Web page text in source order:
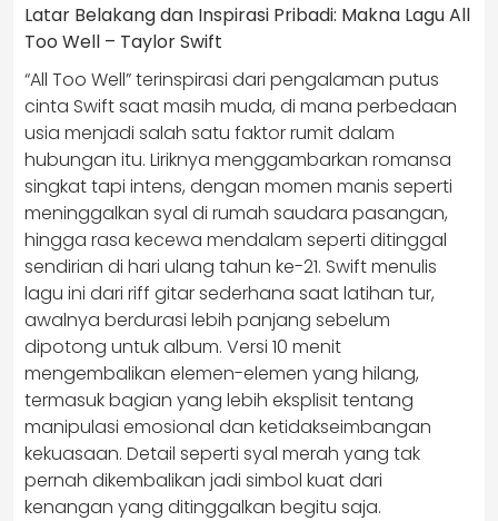
Latar Belakang dan Inspirasi Pribadi: Makna Lagu All
Too Well – Taylor Swift
“All Too Well” terinspirasi dari pengalaman putus
cinta Swift saat masih muda, di mana perbedaan
usia menjadi salah satu faktor rumit dalam
hubungan itu. Liriknya menggambarkan romansa
singkat tapi intens, dengan momen manis seperti
meninggalkan syal di rumah saudara pasangan,
hingga rasa kecewa mendalam seperti ditinggal
sendirian di hari ulang tahun ke-21. Swift menulis
lagu ini dari riff gitar sederhana saat latihan tur,
awalnya berdurasi lebih panjang sebelum
dipotong untuk album. Versi 10 menit
mengembalikan elemen-elemen yang hilang,
termasuk bagian yang lebih eksplisit tentang
manipulasi emosional dan ketidakseimbangan
kekuasaan. Detail seperti syal merah yang tak
pernah dikembalikan jadi simbol kuat dari
kenangan yang ditinggalkan begitu saja.